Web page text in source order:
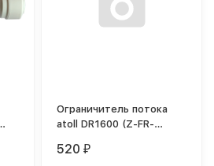
Ограничитель потока
atoll DR1600 (Z-FR-
520 ₽